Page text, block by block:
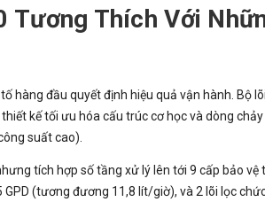
Tương Thích Với
hàng đầu quyết định hiệu quả vận hành. Bộ
kế tối ưu hóa cấu trúc cơ học và dòng
suất cao).
tích hợp số tầng xử lý lên tới 9 cấp bảo vệ
(tương đương 11,8 lít/giờ), và 2 lõi lọc